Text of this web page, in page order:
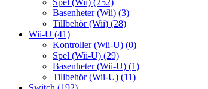
Spel (Wii) (252)
Basenheter (Wii) (3)
Tillbehör (Wii) (28)
Wii-U (41)
Kontroller (Wii-U) (0)
Spel (Wii-U) (29)
Basenheter (Wii-U) (1)
Tillbehör (Wii-U) (11)